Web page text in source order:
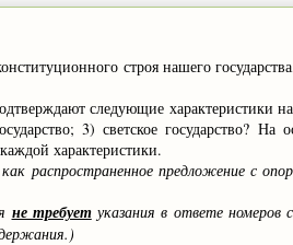
строя нашего
следующие характеристики
3) светское государство? На
характеристики.
распространенное предложение с
не требуетуказания в ответе номеров